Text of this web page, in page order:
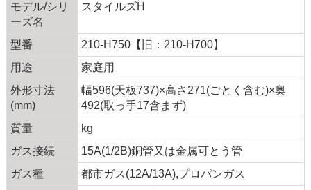
モデル/シリ
ーズ名
スタイルズH
型番
210-H750【旧：210-H700】
用途
家庭用
外形寸法
(mm)
幅596(天板737)×高さ271(ごとく含む)×奥
492(取っ手17含まず)
質量
kg
ガス接続
15A(1/2B)銅管又は金属可とう管
ガス種
都市ガス(12A/13A),プロパンガス